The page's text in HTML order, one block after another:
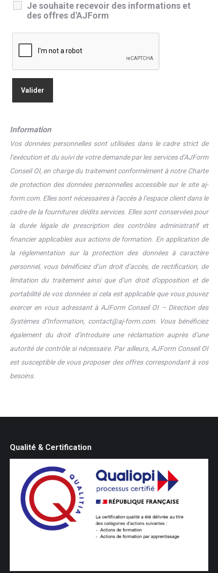
Je souhaite recevoir des informations et
des offres d'AJForm
Information
Vos données personnelles sont utilisées dans le cadre strict de
l’exécution et du suivi de votre demande par les services d’AJForm
Conseil OI, en charge du traitement conformément à notre Charte
de protection des données personnelles accessible sur le site aj-
form.com. Elles sont nécessaires à l’accès à l’espace client dans le
cadre de la fournitures dédits services. Elles sont conservées pour
la durée légale de prescription des contrôles administratif et
financier applicables aux actions de formation. En application de
la réglementation sur la protection des données à caractère
personnel, vous bénéficiez d’un droit d’accès, de rectification, de
limitation du traitement ainsi que d’un droit d’opposition et de
portabilité de vos données si cela est applicable que vous pouvez
exercer en vous adressant à AJForm Conseil OI – Direction des
Systèmes d’Information, contact@aj-form.com. Vous bénéficiez
également du droit d’introduire une réclamation auprès d’une
autorité de contrôle si nécessaire. Par ailleurs, AJForm Conseil OI
est susceptible de vous proposer des offres correspondant à vos
besoins.
Qualité & Certification